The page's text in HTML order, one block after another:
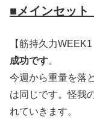
■メインセット
【筋持久力
成功です。
今週から重量を落
は同じです。怪我
れていきます。